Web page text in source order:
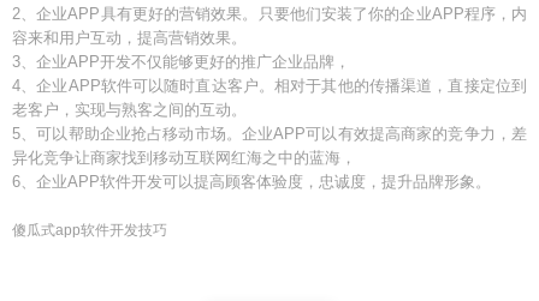
2、企业APP具有更好的营销效果。只要他们安装了你的企业APP程序，内
容来和用户互动，提高营销效果。
3、企业APP开发不仅能够更好的推广企业品牌，
4、企业APP软件可以随时直达客户。相对于其他的传播渠道，直接定位到
老客户，实现与熟客之间的互动。
5、可以帮助企业抢占移动市场。企业APP可以有效提高商家的竞争力，差
异化竞争让商家找到移动互联网红海之中的蓝海，
6、企业APP软件开发可以提高顾客体验度，忠诚度，提升品牌形象。
傻瓜式app软件开发技巧